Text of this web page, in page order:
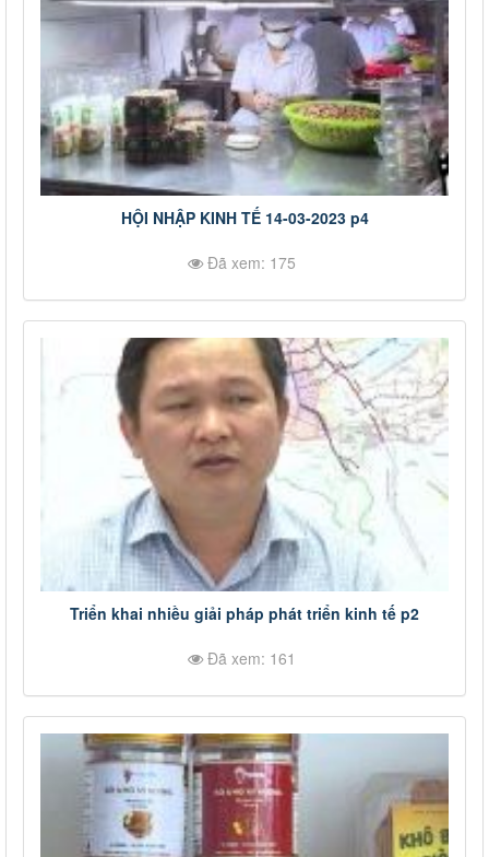
HỘI NHẬP KINH TẾ 14-03-2023 p4
Đã xem: 175
Triển khai nhiều giải pháp phát triển kinh tế p2
Đã xem: 161